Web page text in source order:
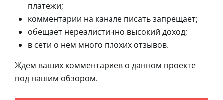
платежи;
комментарии на канале писать запрещает;
обещает нереалистично высокий доход;
в сети о нем много плохих отзывов.
Ждем ваших комментариев о данном проекте
под нашим обзором.